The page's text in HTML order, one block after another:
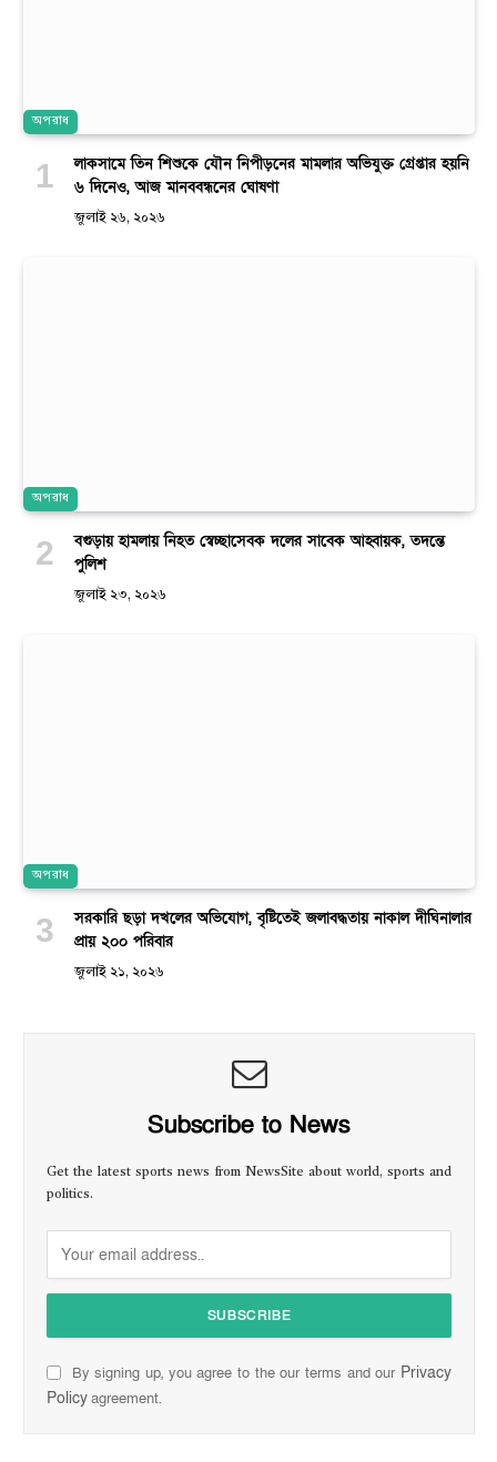
অপরাধ
লাকসামে তিন শিশুকে যৌন নিপীড়নের মামলার অভিযুক্ত গ্রেপ্তার হয়নি
৬ দিনেও, আজ মানববন্ধনের ঘোষণা
জুলাই ২৬, ২০২৬
অপরাধ
বগুড়ায় হামলায় নিহত স্বেচ্ছাসেবক দলের সাবেক আহ্বায়ক, তদন্তে
পুলিশ
জুলাই ২৩, ২০২৬
অপরাধ
সরকারি ছড়া দখলের অভিযোগ, বৃষ্টিতেই জলাবদ্ধতায় নাকাল দীঘিনালার
প্রায় ২০০ পরিবার
জুলাই ২১, ২০২৬
Subscribe to News
Get the latest sports news from NewsSite about world, sports and
politics.
By signing up, you agree to the our terms and our Privacy
Policyagreement.